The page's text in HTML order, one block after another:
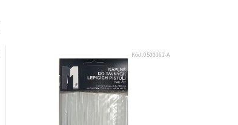
Kód:0500061-A